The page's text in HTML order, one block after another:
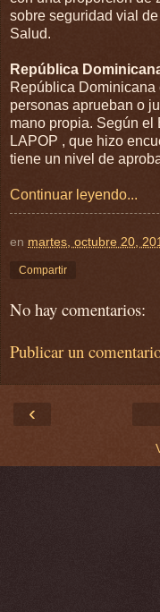
sobre seguridad vial
Salud.
República
República Dominicana
personas aprueban o
mano propia. Según el
LAPOP , que hizo
tiene un nivel de
Continuar leyendo...
en martes, octubre 20,
Compartir
No hay comentarios:
Publicar un
‹